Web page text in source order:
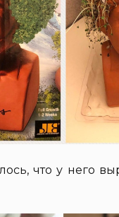
что у него